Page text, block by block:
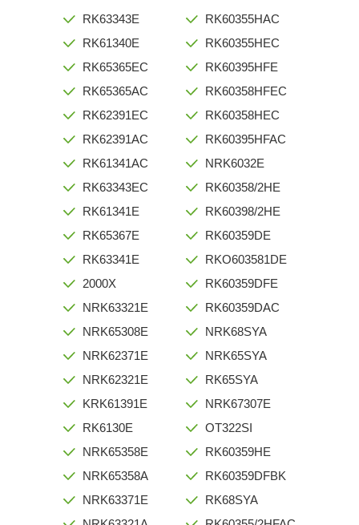
RK63343E
RK61340E
RK65365EC
RK65365AC
RK62391EC
RK62391AC
RK61341AC
RK63343EC
RK61341E
RK65367E
RK63341E
2000X
NRK63321E
NRK65308E
NRK62371E
NRK62321E
KRK61391E
RK6130E
NRK65358E
NRK65358A
NRK63371E
RK60355HAC
RK60355HEC
RK60395HFE
RK60358HFEC
RK60358HEC
RK60395HFAC
NRK6032E
RK60358/2HE
RK60398/2HE
RK60359DE
RKO603581DE
RK60359DFE
RK60359DAC
NRK68SYA
NRK65SYA
RK65SYA
NRK67307E
OT322SI
RK60359HE
RK60359DFBK
RK68SYA